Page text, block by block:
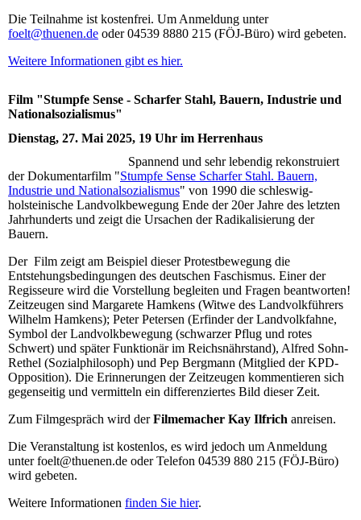
Die Teilnahme ist kostenfrei. Um Anmeldung unter
foelt@thuenen.de oder 04539 8880 215 (FÖJ-Büro) wird gebeten.
Weitere Informationen gibt es hier.
Film "Stumpfe Sense - Scharfer Stahl, Bauern, Industrie und
Nationalsozialismus"
Dienstag, 27. Mai 2025, 19 Uhr im Herrenhaus
Spannend und sehr lebendig rekonstruiert
der Dokumentarfilm "Stumpfe Sense Scharfer Stahl. Bauern,
Industrie und Nationalsozialismus" von 1990 die schleswig-
holsteinische Landvolkbewegung Ende der 20er Jahre des letzten
Jahrhunderts und zeigt die Ursachen der Radikalisierung der
Bauern.
Der Film zeigt am Beispiel dieser Protestbewegung die
Entstehungsbedingungen des deutschen Faschismus. Einer der
Regisseure wird die Vorstellung begleiten und Fragen beantworten!
Zeitzeugen sind Margarete Hamkens (Witwe des Landvolkführers
Wilhelm Hamkens); Peter Petersen (Erfinder der Landvolkfahne,
Symbol der Landvolkbewegung (schwarzer Pflug und rotes
Schwert) und später Funktionär im Reichsnährstand), Alfred Sohn-
Rethel (Sozialphilosoph) und Pep Bergmann (Mitglied der KPD-
Opposition). Die Erinnerungen der Zeitzeugen kommentieren sich
gegenseitig und vermitteln ein differenziertes Bild dieser Zeit.
Zum Filmgespräch wird derFilmemacher Kay Ilfrich anreisen.
Die Veranstaltung ist kostenlos, es wird jedoch um Anmeldung
unter foelt@thuenen.de oder Telefon 04539 880 215 (FÖJ-Büro)
wird gebeten.
Weitere Informationen finden Sie hier.